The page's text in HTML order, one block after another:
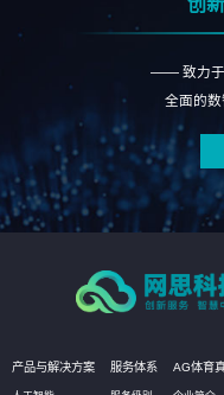
创
—— 致力于
全面的
产品与解决方案 服务体系 AG体育